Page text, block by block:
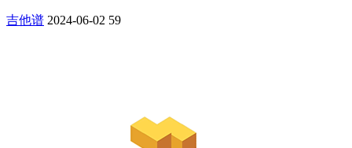
吉他谱 2024-06-02 59